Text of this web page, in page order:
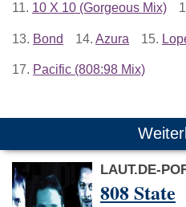
11. 10 X 10 (Gorgeous Mix)
13. Bond 14. Azura 15.
17. Pacific (808:98 Mix)
LAUT.DE-
808 State